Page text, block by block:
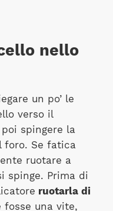
nello
un po’ le
verso il
spingere la
foro. Se fatica
ruotare a
spinge. Prima di
ruotarla di
fosse una vite,